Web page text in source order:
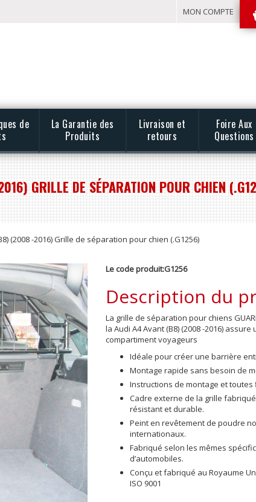
MON COMPTE
de
La Garantie des
Produits
Livraison et
retours
Foire Aux
Questions
GRILLE DE SÉPARATION POUR CHIEN
(2008 -2016) Grille de séparation pour chien (.G1256)
Le code produit:G1256
Description du
La grille de séparation pour chiens
la Audi A4 Avant (B8) (2008 -2016)
compartiment voyageurs
Idéale pour créer une barrière
Montage rapide sans besoin de
Instructions de montage et
Cadre externe de la grille
résistant et durable.
Peint en revêtement de poudre
internationaux.
Fabriqué selon les mêmes
d’automobiles.
Conçu et fabriqué au Royaume
ISO 9001